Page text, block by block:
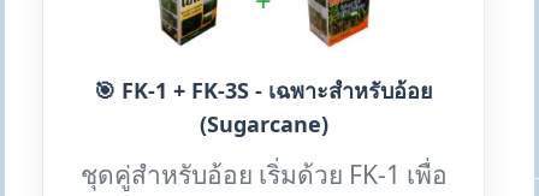
🎯 FK-1 + FK-3S - เฉพาะสำหรับอ้อย
(Sugarcane)
ชุดคู่สำหรับอ้อย เริ่มด้วย FK-1 เพื่อ